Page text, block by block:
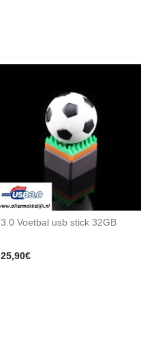
3.0 Voetbal usb stick 32GB
25,90€